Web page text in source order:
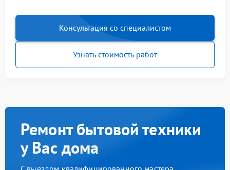
Консультация со специалистом
Узнать стоимость работ
Ремонт бытовой техники
у Вас дома